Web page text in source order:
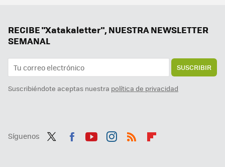
RECIBE "Xatakaletter", NUESTRA NEWSLETTER
SEMANAL
SUSCRIBIR
Suscribiéndote aceptas nuestra política de privacidad
Síguenos